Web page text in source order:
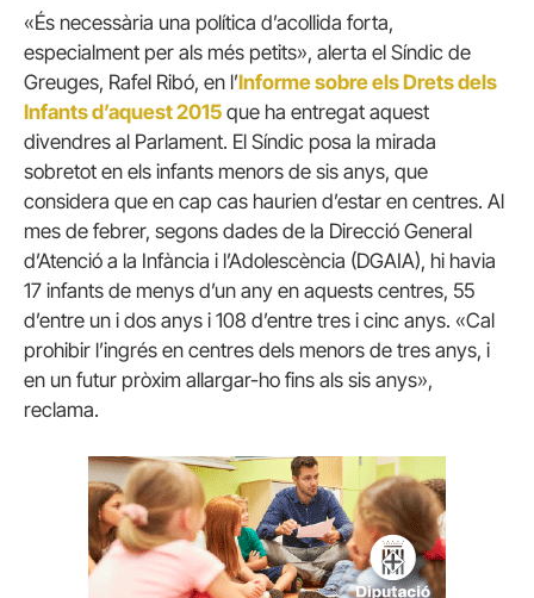
«És necessària una política d’acollida forta,
especialment per als més petits», alerta el Síndic de
Greuges, Rafel Ribó, en l’Informe sobre els Drets dels
Infants d’aquest 2015 que ha entregat aquest
divendres al Parlament. El Síndic posa la mirada
sobretot en els infants menors de sis anys, que
considera que en cap cas haurien d’estar en centres. Al
mes de febrer, segons dades de la Direcció General
d’Atenció a la Infància i l’Adolescència (DGAIA), hi havia
17 infants de menys d’un any en aquests centres, 55
d’entre un i dos anys i 108 d’entre tres i cinc anys. «Cal
prohibir l’ingrés en centres dels menors de tres anys, i
en un futur pròxim allargar-ho fins als sis anys»,
reclama.